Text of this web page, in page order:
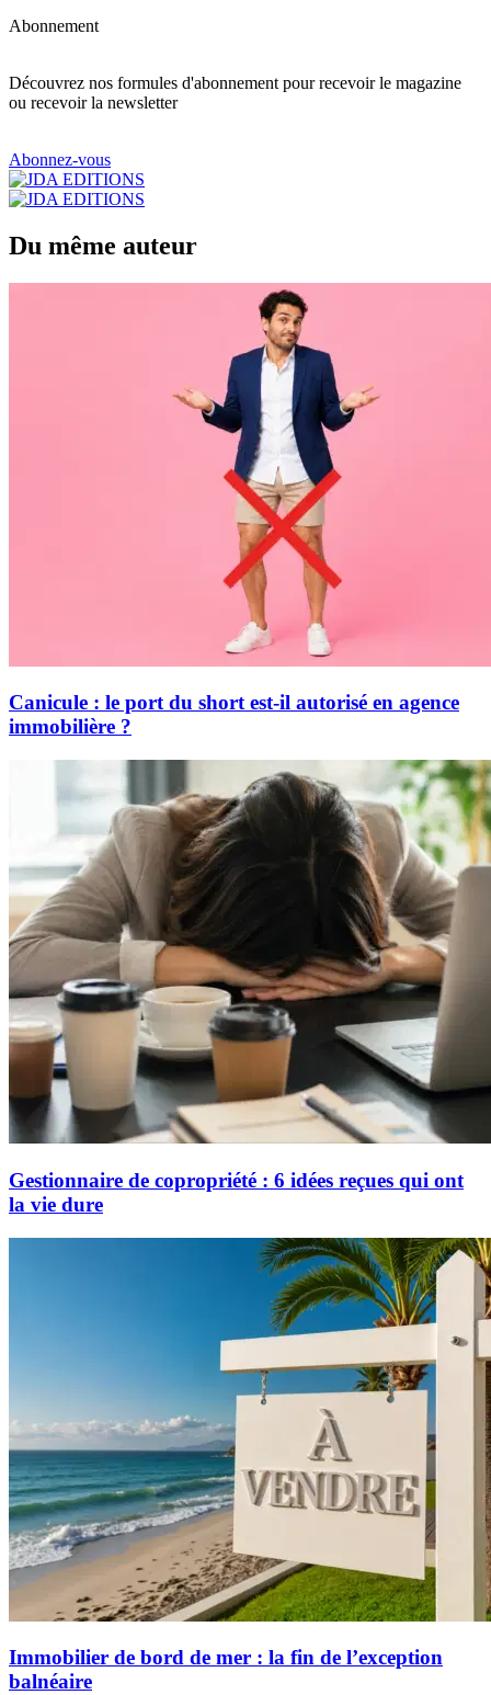
Abonnement
Découvrez nos formules d'abonnement pour recevoir le magazine
ou recevoir la newsletter
Abonnez-vous
Du même auteur
Canicule : le port du short est-il autorisé en agence
immobilière ?
Gestionnaire de copropriété : 6 idées reçues qui ont
la vie dure
Immobilier de bord de mer : la fin de l’exception
balnéaire